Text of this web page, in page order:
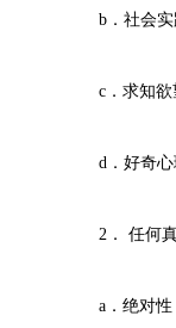
b．社会实
c．求知欲
d．好奇心
2． 任何真
a．绝对性